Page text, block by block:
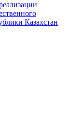
Казахстан